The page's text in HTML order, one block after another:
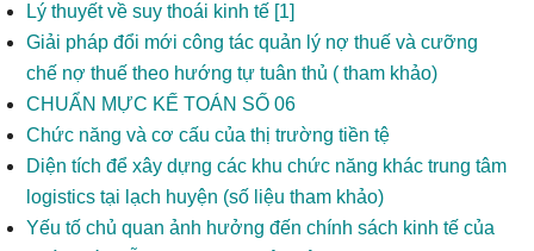
Lý thuyết về suy thoái kinh tế [1]
Giải pháp đổi mới công tác quản lý nợ thuế và cưỡng
chế nợ thuế theo hướng tự tuân thủ ( tham khảo)
CHUẨN MỰC KẾ TOÁN SỐ 06
Chức năng và cơ cấu của thị trường tiền tệ
Diện tích để xây dựng các khu chức năng khác trung tâm
logistics tại lạch huyện (số liệu tham khảo)
Yếu tố chủ quan ảnh hưởng đến chính sách kinh tế của